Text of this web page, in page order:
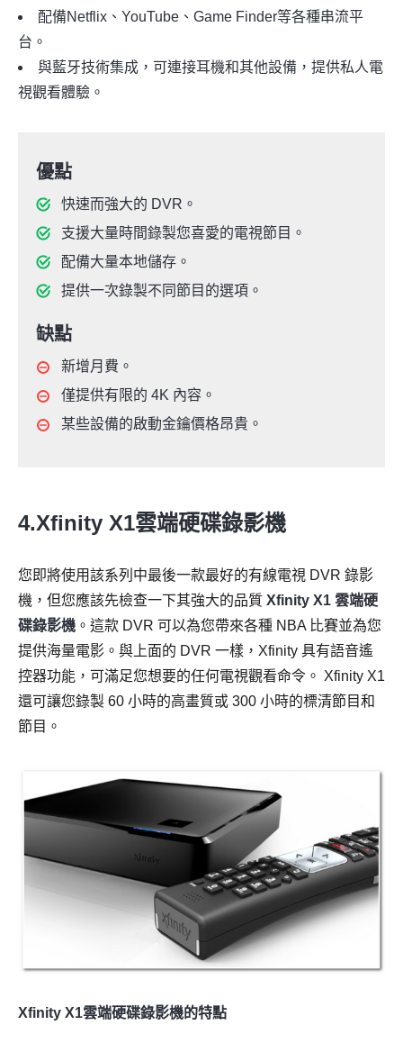
配備Netflix、YouTube、Game Finder等各種串流平
台。
與藍牙技術集成，可連接耳機和其他設備，提供私人電
視觀看體驗。
優點
快速而強大的 DVR。
支援大量時間錄製您喜愛的電視節目。
配備大量本地儲存。
提供一次錄製不同節目的選項。
缺點
新增月費。
僅提供有限的 4K 內容。
某些設備的啟動金鑰價格昂貴。
4.Xfinity X1雲端硬碟錄影機
您即將使用該系列中最後一款最好的有線電視 DVR 錄影
機，但您應該先檢查一下其強大的品質 Xfinity X1 雲端硬
碟錄影機 。這款 DVR 可以為您帶來各種 NBA 比賽並為您
提供海量電影。與上面的 DVR 一樣，Xfinity 具有語音遙
控器功能，可滿足您想要的任何電視觀看命令。 Xfinity X1
還可讓您錄製 60 小時的高畫質或 300 小時的標清節目和
節目。
Xfinity X1雲端硬碟錄影機的特點